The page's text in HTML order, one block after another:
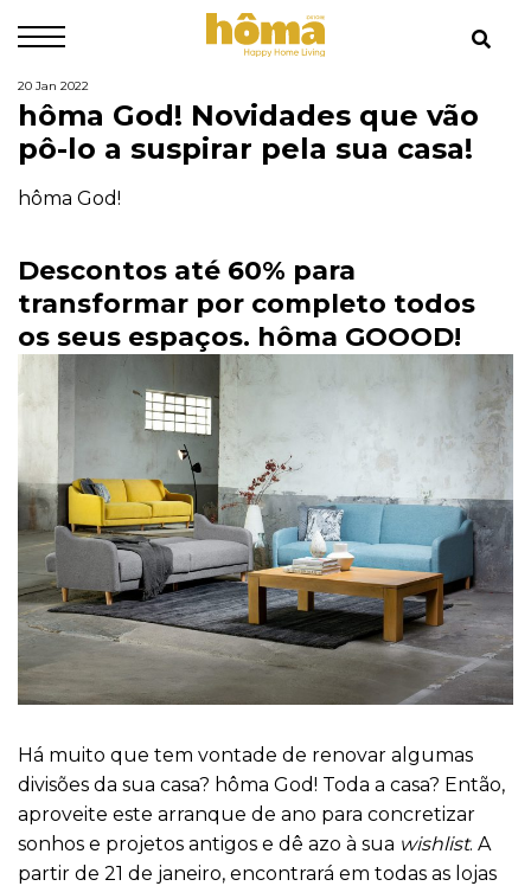
20 Jan 2022
hôma God! Novidades que vão
pô-lo a suspirar pela sua casa!
hôma God!
Descontos até 60% para
transformar por completo todos
os seus espaços. hôma GOOOD!
Há muito que tem vontade de renovar algumas
divisões da sua casa? hôma God! Toda a casa? Então,
aproveite este arranque de ano para concretizar
sonhos e projetos antigos e dê azo à sua wishlist. A
partir de 21 de janeiro, encontrará em todas as lojas